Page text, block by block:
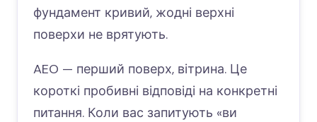
фундамент кривий, жодні верхні
поверхи не врятують.
AEO — перший поверх, вітрина. Це
короткі пробивні відповіді на конкретні
питання. Коли вас запитують «ви